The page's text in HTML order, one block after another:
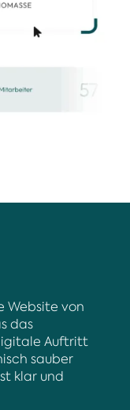
Website von
das
Auftritt
sauber
klar und